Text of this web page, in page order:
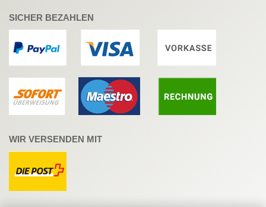
SICHER BEZAHLEN
WIR VERSENDEN MIT